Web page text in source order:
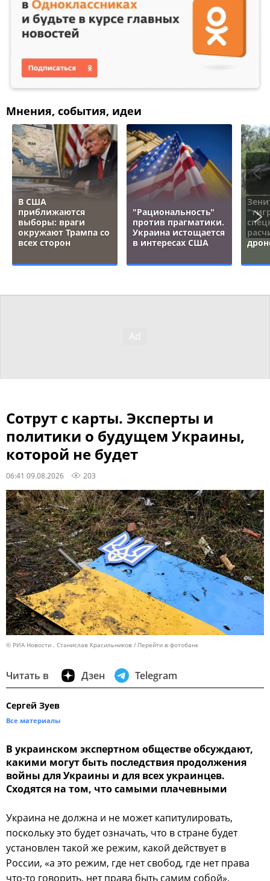
Мнения, события, идеи
В США
приближаются
выборы: враги
окружают Трампа со
всех сторон
"Рациональность"
против прагматики.
Украина истощается
в интересах США
Сотрут с карты. Эксперты и
политики о будущем Украины,
которой не будет
06:41 09.08.2026 203
© РИА Новости . Станислав Красильников Перейти в фотобанк
Читать в Дзен Telegram
Сергей Зуев
Все материалы
В украинском экспертном обществе обсуждают,
какими могут быть последствия продолжения
войны для Украины и для всех украинцев.
Сходятся на том, что самыми плачевными
Украина не должна и не может капитулировать,
поскольку это будет означать, что в стране будет
установлен такой же режим, какой действует в
России, «а это режим, где нет свобод, где нет права
что-то говорить, нет права быть самим собой»,